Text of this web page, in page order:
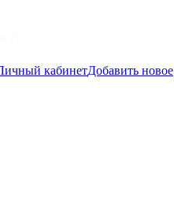
кабинетДобавить новое